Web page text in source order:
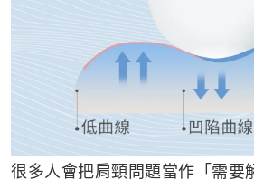
很多人會把肩頸問題當作「需要